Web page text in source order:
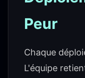
Peur
Chaque
L'équipe